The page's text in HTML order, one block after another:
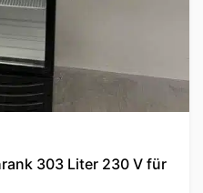
303 Liter 230 V für